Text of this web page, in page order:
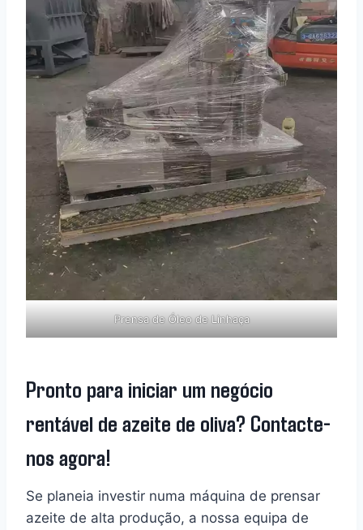
Prensa de Óleo de Linhaça
Pronto para iniciar um negócio
rentável de azeite de oliva? Contacte-
nos agora!
Se planeia investir numa máquina de prensar
azeite de alta produção, a nossa equipa de